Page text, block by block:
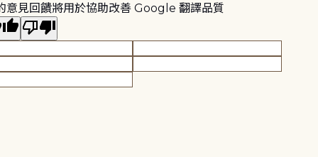
意見回饋將用於協助改善 Google 翻譯品質